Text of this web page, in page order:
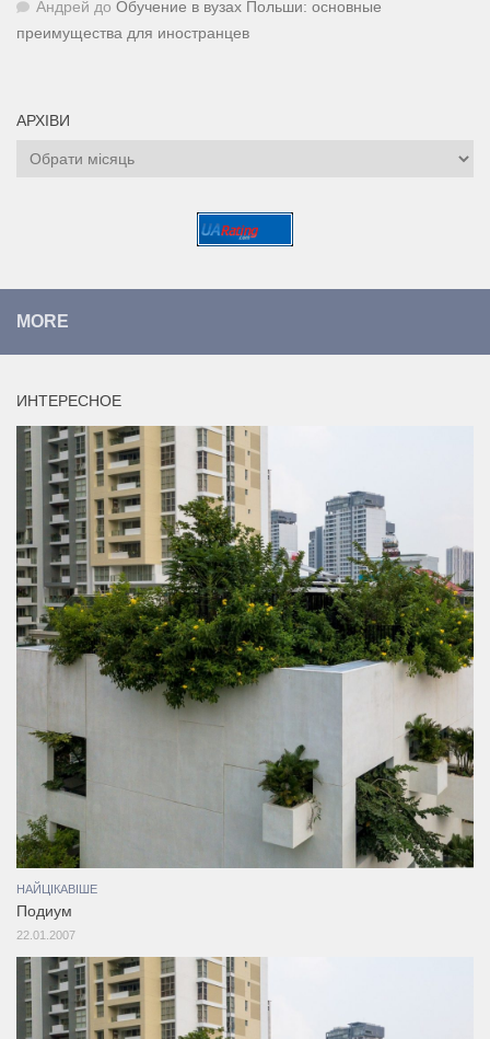
Андрей до Обучение в вузах Польши: основные
преимущества для иностранцев
АРХІВИ
Архіви
MORE
ИНТЕРЕСНОЕ
НАЙЦІКАВІШЕ
Подиум
22.01.2007